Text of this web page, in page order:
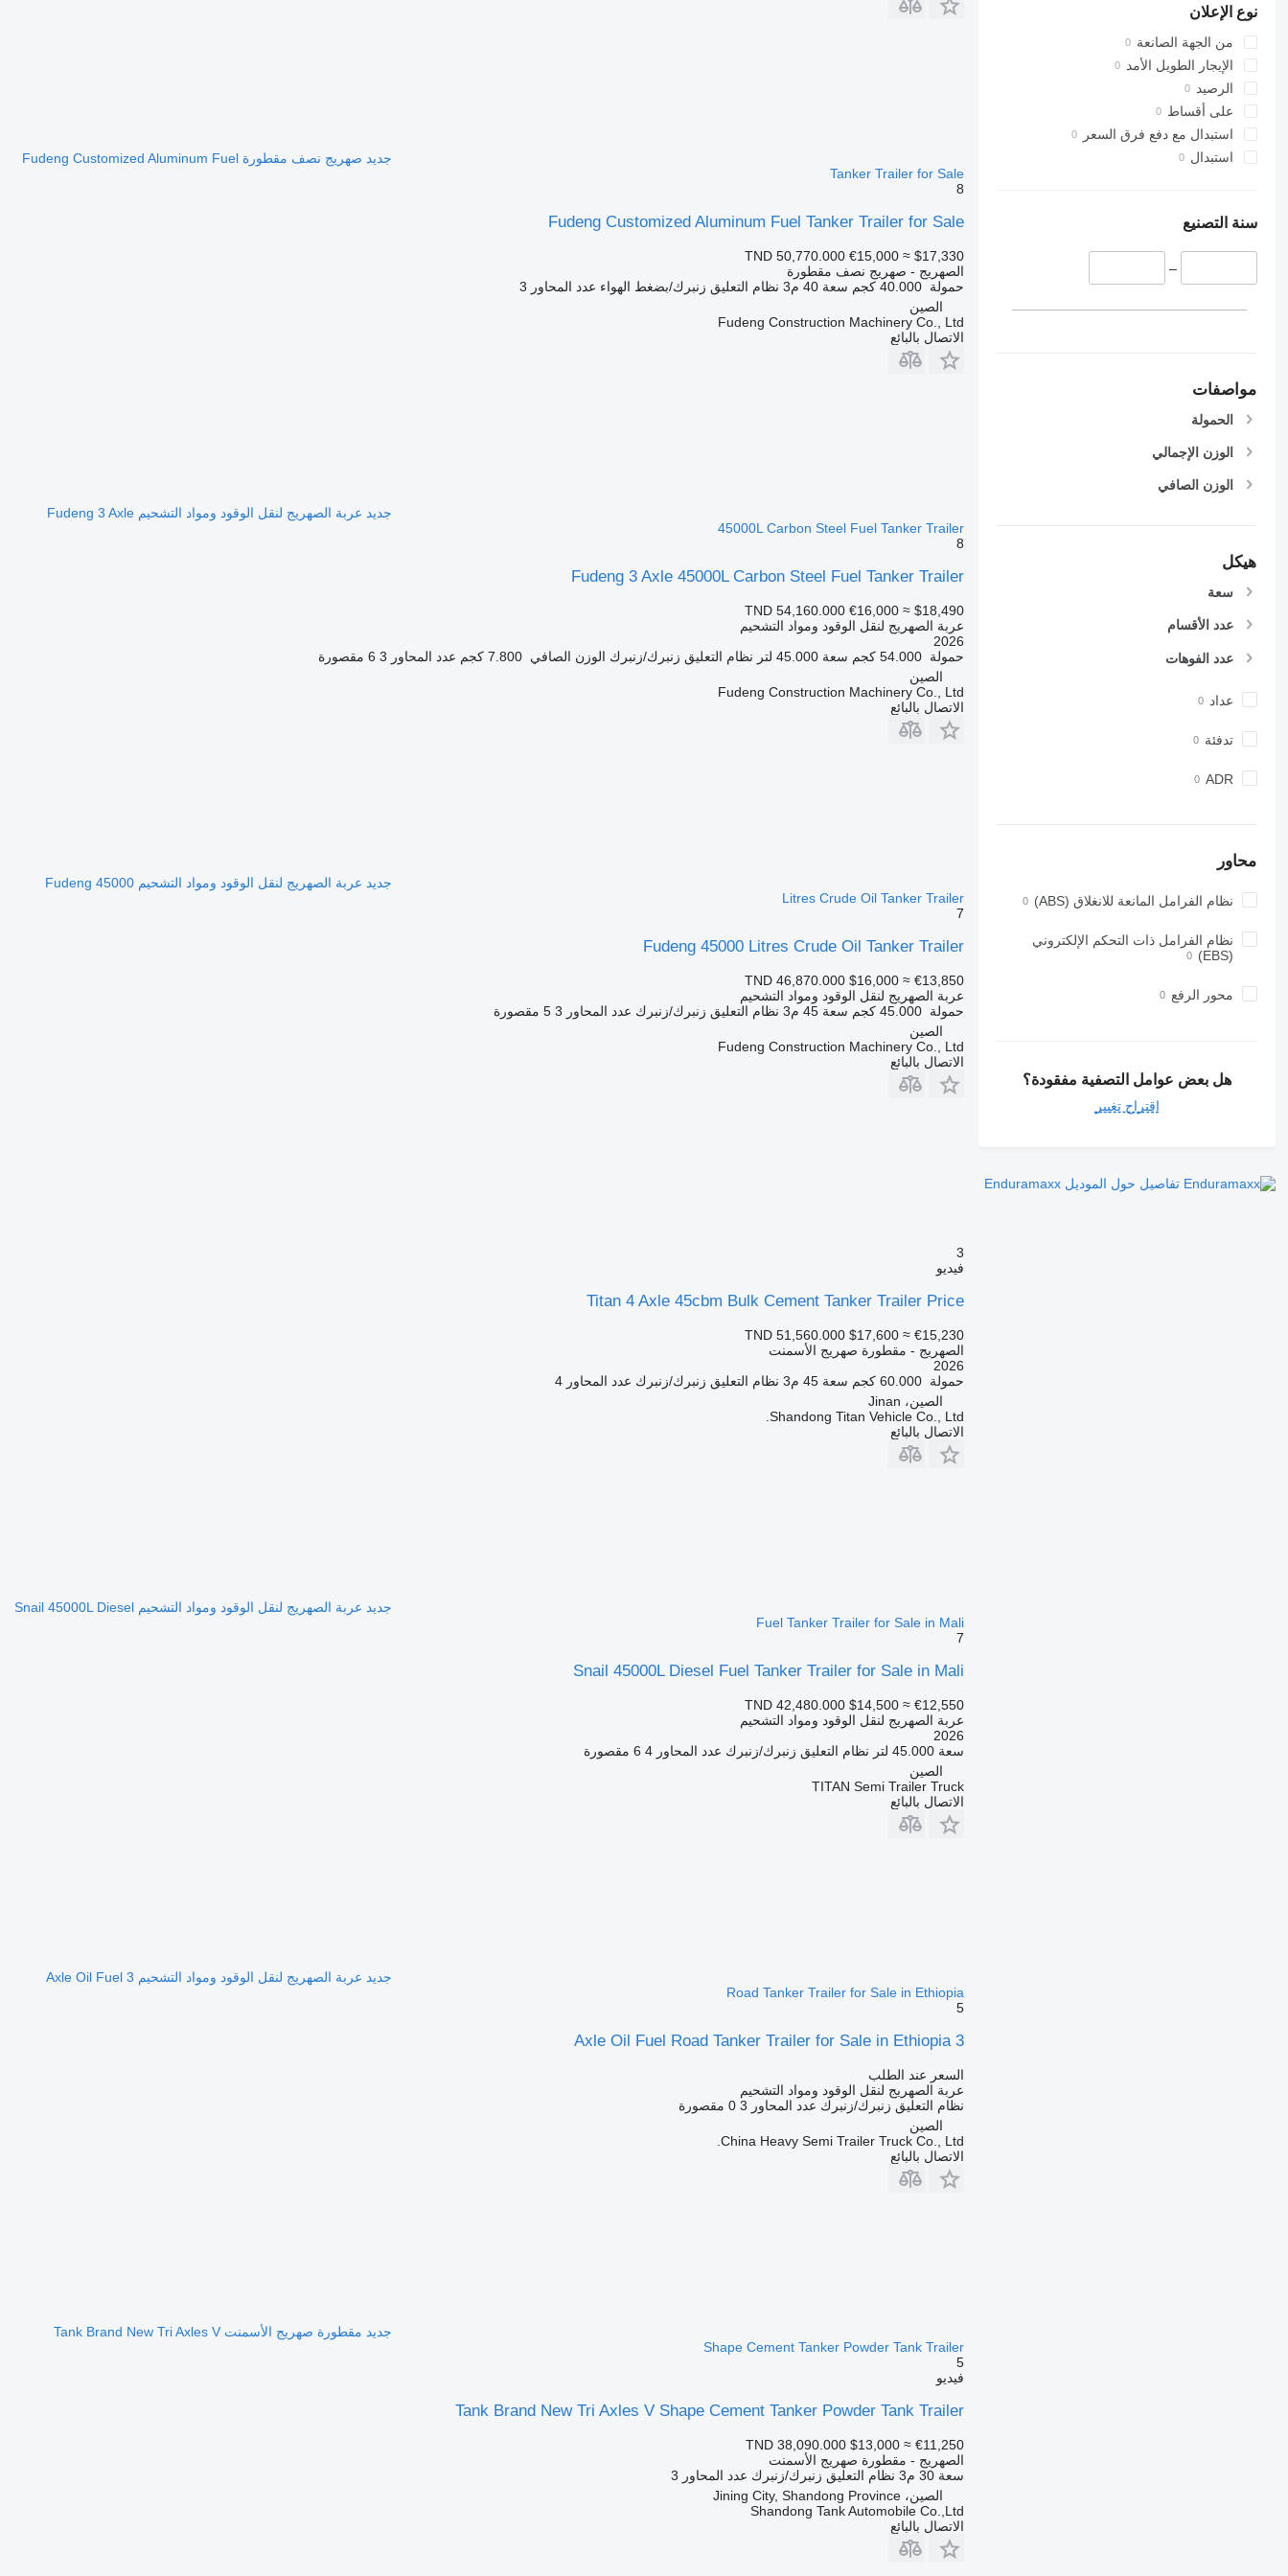
نوع الإعلان
من الجهة الصانعة
الإيجار الطويل الأمد
الرصيد
على أقساط
استبدال مع دفع فرق السعر
استبدال
سنة التصنيع
–
مواصفات
الحمولة
الوزن الإجمالي
الوزن الصافي
هيكل
سعة
عدد الأقسام
عدد الفوهات
عداد
تدفئة
ADR
محاور
نظام الفرامل المانعة للانغلاق (ABS)
نظام الفرامل ذات التحكم الإلكتروني
(EBS)
محور الرفع
هل بعض عوامل التصفية مفقودة؟
اقتراح تغيير
تفاصيل حول الموديل Enduramaxx
جديد صهريج نصف مقطورة Fudeng Customized Aluminum Fuel
Tanker Trailer for Sale
8
Fudeng Customized Aluminum Fuel Tanker Trailer for Sale
TND 50,770.000 €15,000 ≈ $17,330
الصهريج - صهريج نصف مقطورة
حمولة 40.000 كجم سعة 40 م3 نظام التعليق زنبرك/بضغط الهواء عدد المحاور 3
الصين
Fudeng Construction Machinery Co., Ltd
الاتصال بالبائع
جديد عربة الصهريج لنقل الوقود ومواد التشحيم Fudeng 3 Axle
45000L Carbon Steel Fuel Tanker Trailer
8
Fudeng 3 Axle 45000L Carbon Steel Fuel Tanker Trailer
TND 54,160.000 €16,000 ≈ $18,490
عربة الصهريج لنقل الوقود ومواد التشحيم
2026
حمولة 54.000 كجم سعة 45.000 لتر نظام التعليق زنبرك/زنبرك الوزن الصافي 7.800 كجم عدد المحاور 3 6 مقصورة
الصين
Fudeng Construction Machinery Co., Ltd
الاتصال بالبائع
جديد عربة الصهريج لنقل الوقود ومواد التشحيم Fudeng 45000
Litres Crude Oil Tanker Trailer
7
Fudeng 45000 Litres Crude Oil Tanker Trailer
TND 46,870.000 $16,000 ≈ €13,850
عربة الصهريج لنقل الوقود ومواد التشحيم
حمولة 45.000 كجم سعة 45 م3 نظام التعليق زنبرك/زنبرك عدد المحاور 3 5 مقصورة
الصين
Fudeng Construction Machinery Co., Ltd
الاتصال بالبائع
3
فيديو
Titan 4 Axle 45cbm Bulk Cement Tanker Trailer Price
TND 51,560.000 $17,600 ≈ €15,230
الصهريج - مقطورة صهريج الأسمنت
2026
حمولة 60.000 كجم سعة 45 م3 نظام التعليق زنبرك/زنبرك عدد المحاور 4
الصين، Jinan
Shandong Titan Vehicle Co., Ltd.
الاتصال بالبائع
جديد عربة الصهريج لنقل الوقود ومواد التشحيم Snail 45000L Diesel
Fuel Tanker Trailer for Sale in Mali
7
Snail 45000L Diesel Fuel Tanker Trailer for Sale in Mali
TND 42,480.000 $14,500 ≈ €12,550
عربة الصهريج لنقل الوقود ومواد التشحيم
2026
سعة 45.000 لتر نظام التعليق زنبرك/زنبرك عدد المحاور 4 6 مقصورة
الصين
TITAN Semi Trailer Truck
الاتصال بالبائع
جديد عربة الصهريج لنقل الوقود ومواد التشحيم 3 Axle Oil Fuel
Road Tanker Trailer for Sale in Ethiopia
5
3 Axle Oil Fuel Road Tanker Trailer for Sale in Ethiopia
السعر عند الطلب
عربة الصهريج لنقل الوقود ومواد التشحيم
نظام التعليق زنبرك/زنبرك عدد المحاور 3 0 مقصورة
الصين
China Heavy Semi Trailer Truck Co., Ltd.
الاتصال بالبائع
جديد مقطورة صهريج الأسمنت Tank Brand New Tri Axles V
Shape Cement Tanker Powder Tank Trailer
5
فيديو
Tank Brand New Tri Axles V Shape Cement Tanker Powder Tank Trailer
TND 38,090.000 $13,000 ≈ €11,250
الصهريج - مقطورة صهريج الأسمنت
سعة 30 م3 نظام التعليق زنبرك/زنبرك عدد المحاور 3
الصين، Jining City, Shandong Province
Shandong Tank Automobile Co.,Ltd
الاتصال بالبائع